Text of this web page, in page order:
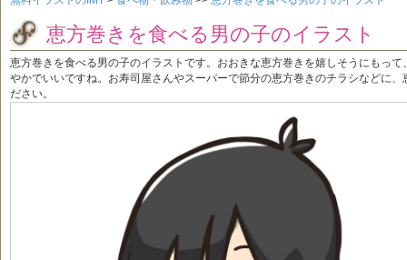
恵方巻きを食べる男の子のイラスト
恵方巻きを食べる男の子のイラストです。おおきな恵方巻きを嬉しそうにもっ
やかでいいですね。お寿司屋さんやスーパーで節分の恵方巻きのチラシなどに
ださい。